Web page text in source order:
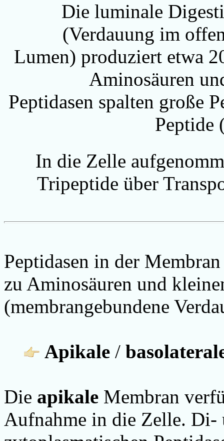
Die luminale
(Verdauung im
Lumen) produziert etwa
Aminosäuren
Peptidasen spalten große
Peptide
In die Zelle
Tripeptide über
Peptidasen in der
zu Aminosäuren und
(membrangebundene
Apikale /
Die apikale Membran
Aufnahme in die Zelle. Di-